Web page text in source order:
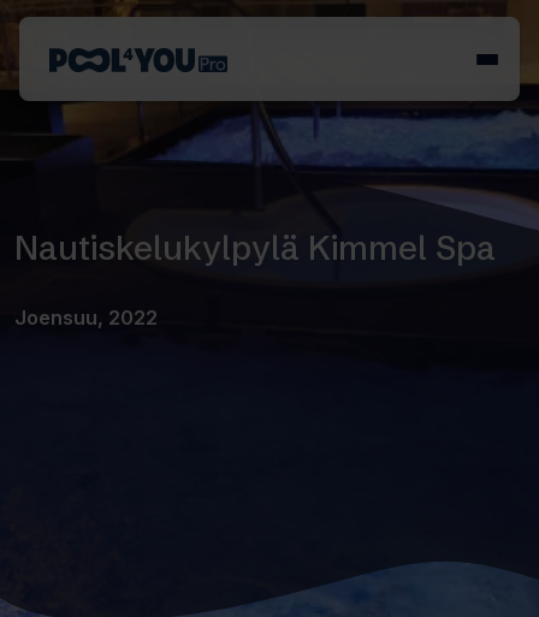
Etusivu
Nautiskelukylpylä Kimmel Spa
Joensuu, 2022